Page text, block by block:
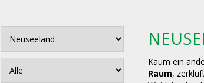
Kaum ein
Raum,